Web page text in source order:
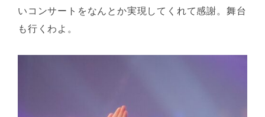
いコンサートをなんとか実現してくれて感謝。舞台
も行くわよ。